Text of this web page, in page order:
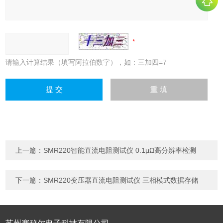
请输入计算结果（填写阿拉伯数字），如：三加四=7
上一篇： SMR220智能直流电阻测试仪 0.1μΩ高分辨率检测
下一篇： SMR220变压器直流电阻测试仪 三相模式数据存储